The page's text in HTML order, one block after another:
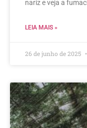
nariz e veja a
LEIA MAIS »
26 de junho de 2025